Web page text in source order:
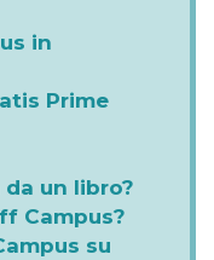
in
Prime
un libro?
Campus?
su